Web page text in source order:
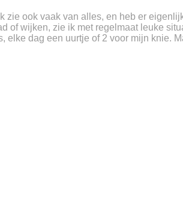
zie ook vaak van alles, en heb er
of wijken, zie ik met regelmaat leuke
elke dag een uurtje of 2 voor mijn knie.